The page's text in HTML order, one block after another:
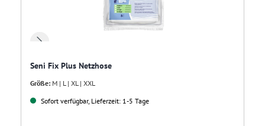
Seni Fix Plus Netzhose
Größe: M | L | XL | XXL
Sofort verfügbar, Lieferzeit: 1-5 Tage